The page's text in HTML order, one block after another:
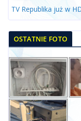
TV Republika już w
OSTATNIE FOTO